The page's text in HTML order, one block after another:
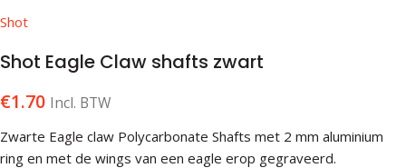
Shot
Shot Eagle Claw shafts zwart
€1.70 Incl. BTW
Zwarte Eagle claw Polycarbonate Shafts met 2 mm aluminium
ring en met de wings van een eagle erop gegraveerd.